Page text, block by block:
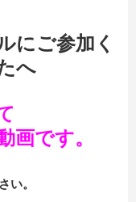
にご参加く
へ
画です。
い。